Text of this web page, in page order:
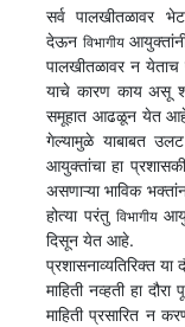
सर्व पालखीतळावर
देऊनविभागीय
पालखीतळावर न येताच
याचे कारण काय असू
समूहात आढळून येत
गेल्यामुळे याबाबत
आयुक्तांचा हा
असणाऱ्या भाविक
होत्या परंतु विभागीय
दिसून येत आहे.
प्रशासनाव्यतिरिक्त या
माहिती नव्हती हा दौरा
माहिती प्रसारित न